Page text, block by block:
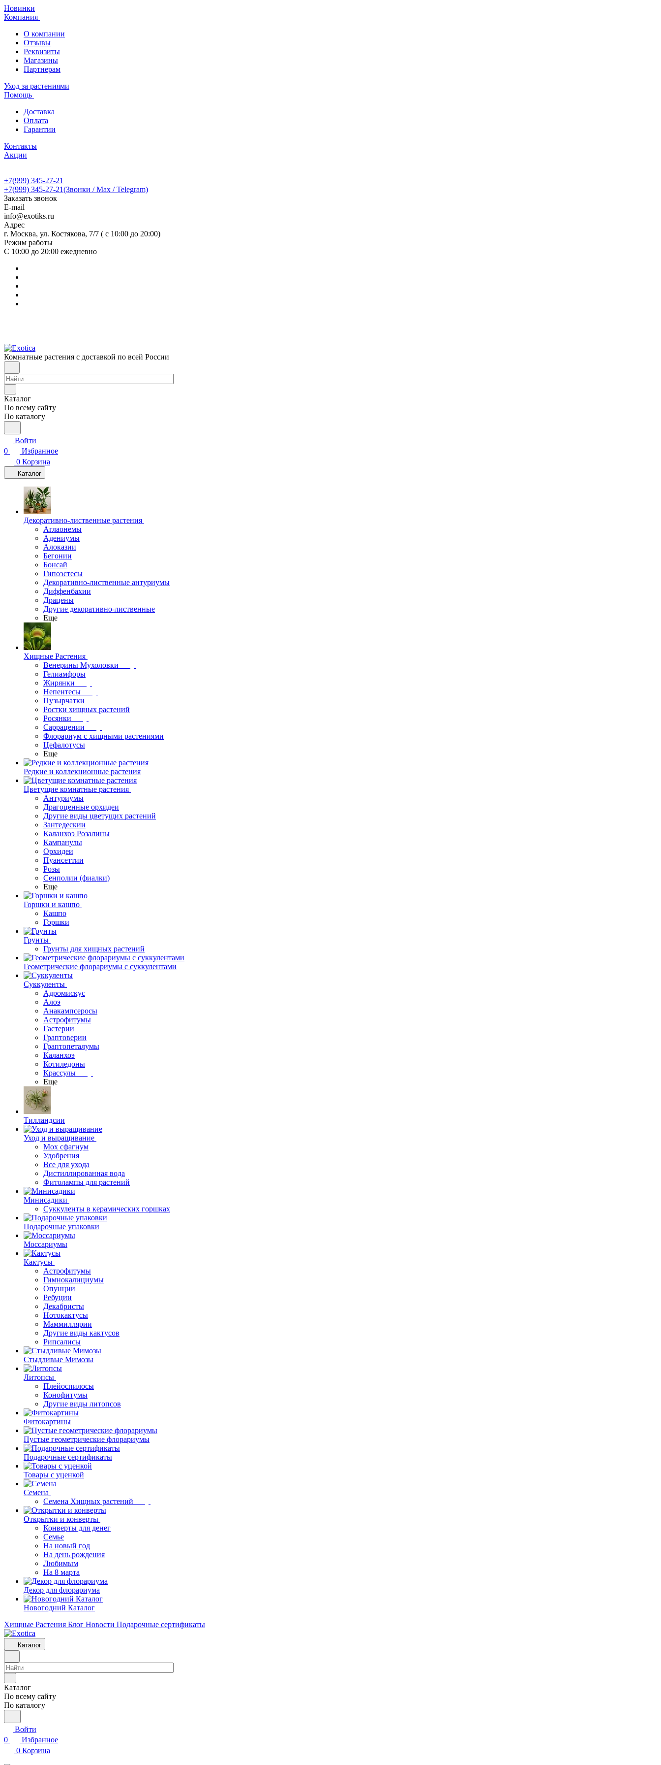
Новинки
Компания
О компании
Отзывы
Реквизиты
Магазины
Партнерам
Уход за растениями
Помощь
Доставка
Оплата
Гарантии
Контакты
Акции
+7(999) 345-27-21
+7(999) 345-27-21(Звонки / Max / Telegram)
Заказать звонок
E-mail
info@exotiks.ru
Адрес
г. Москва, ул. Костякова, 7/7 ( с 10:00 до 20:00)
Режим работы
С 10:00 до 20:00 ежедневно
Комнатные растения с доставкой по всей России
Каталог
По всему сайту
По каталогу
Войти
0
Избранное
0 Корзина
Каталог
Декоративно-лиственные растения
Аглаонемы
Адениумы
Алоказии
Бегонии
Бонсай
Гипоэстесы
Декоративно-лиственные антуриумы
Диффенбахии
Драцены
Другие декоративно-лиственные
Еще
Хищные Растения
Венерины Мухоловки
Гелиамфоры
Жирянки
Непентесы
Пузырчатки
Ростки хищных растений
Росянки
Саррацении
Флорариум с хищными растениями
Цефалотусы
Еще
Редкие и коллекционные растения
Цветущие комнатные растения
Антуриумы
Драгоценные орхидеи
Другие виды цветущих растений
Зантедескии
Каланхоэ Розалины
Кампанулы
Орхидеи
Пуансеттии
Розы
Сенполии (фиалки)
Еще
Горшки и кашпо
Кашпо
Горшки
Грунты
Грунты для хищных растений
Геометрические флорариумы с суккулентами
Суккуленты
Адромискус
Алоэ
Анакампсеросы
Астрофитумы
Гастерии
Граптоверии
Граптопеталумы
Каланхоэ
Котиледоны
Крассулы
Еще
Тилландсии
Уход и выращивание
Мох сфагнум
Удобрения
Все для ухода
Дистиллированная вода
Фитолампы для растений
Минисадики
Суккуленты в керамических горшках
Подарочные упаковки
Моссариумы
Кактусы
Астрофитумы
Гимнокалициумы
Опунции
Ребуции
Декабристы
Нотокактусы
Маммиллярии
Другие виды кактусов
Рипсалисы
Стыдливые Мимозы
Литопсы
Плейоспилосы
Конофитумы
Другие виды литопсов
Фитокартины
Пустые геометрические флорариумы
Подарочные сертификаты
Товары с уценкой
Семена
Семена Хищных растений
Открытки и конверты
Конверты для денег
Семье
На новый год
На день рождения
Любимым
На 8 марта
Декор для флорариума
Новогодний Каталог
Хищные Растения Блог Новости Подарочные сертификаты
Каталог
Каталог
По всему сайту
По каталогу
Войти
0
Избранное
0 Корзина